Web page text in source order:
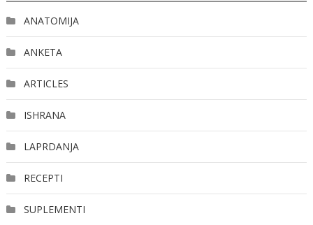
ANATOMIJA
ANKETA
ARTICLES
ISHRANA
LAPRDANJA
RECEPTI
SUPLEMENTI